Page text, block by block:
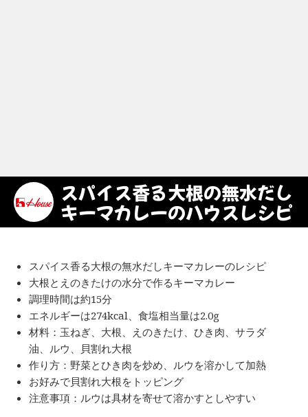
スパイス香る大根の無水だし
キーマカレーのハウスレシピ
スパイス香る大根の無水だしキーマカレーのレシピ
大根とえのきたけの水分で作るキーマカレー
調理時間は約15分
エネルギーは274kcal、食塩相当量は2.0g
材料：玉ねぎ、大根、えのきたけ、ひき肉、サラダ
油、ルウ、貝割れ大根
作り方：野菜とひき肉を炒め、ルウを溶かして加熱
お好みで貝割れ大根をトッピング
注意事項：ルウは具材を寄せて溶かすとしやすい